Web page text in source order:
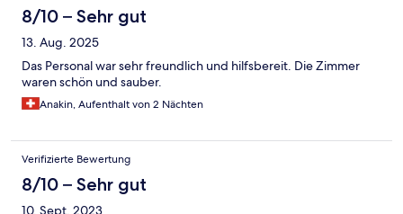
8/10 – Sehr gut
13. Aug. 2025
Das Personal war sehr freundlich und hilfsbereit. Die Zimmer
waren schön und sauber.
Anakin, Aufenthalt von 2 Nächten
Verifizierte Bewertung
8/10 – Sehr gut
10. Sept. 2023